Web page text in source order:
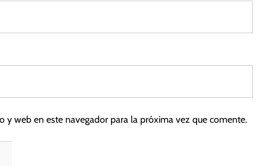
y web en este navegador para la próxima vez que comente.